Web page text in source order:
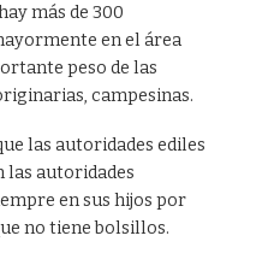
más de 300
en el área
peso de las
campesinas.
las autoridades ediles
las autoridades
en sus hijos por
no tiene bolsillos.